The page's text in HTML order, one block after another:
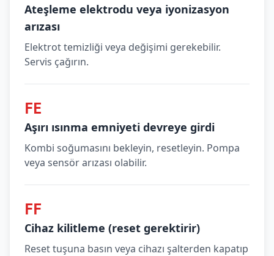
Ateşleme elektrodu veya iyonizasyon
arızası
Elektrot temizliği veya değişimi gerekebilir.
Servis çağırın.
FE
Aşırı ısınma emniyeti devreye girdi
Kombi soğumasını bekleyin, resetleyin. Pompa
veya sensör arızası olabilir.
FF
Cihaz kilitleme (reset gerektirir)
Reset tuşuna basın veya cihazı şalterden kapatıp